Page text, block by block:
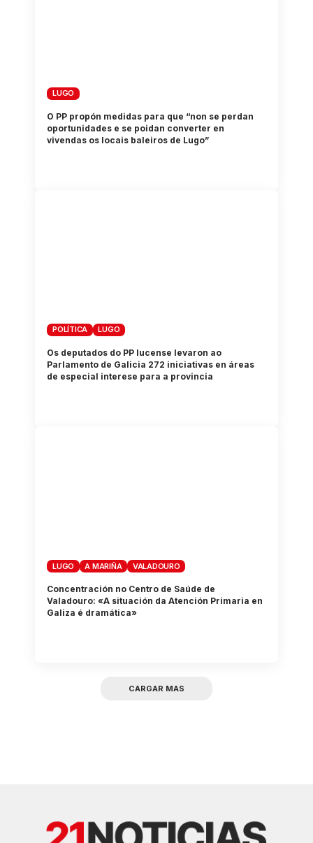
LUGO
O PP propón medidas para que “non se perdan
oportunidades e se poidan converter en
vivendas os locais baleiros de Lugo”
POLÍTICA LUGO
Os deputados do PP lucense levaron ao
Parlamento de Galicia 272 iniciativas en áreas
de especial interese para a provincia
LUGO A MARIÑA VALADOURO
Concentración no Centro de Saúde de
Valadouro: «A situación da Atención Primaria en
Galiza é dramática»
CARGAR MAS